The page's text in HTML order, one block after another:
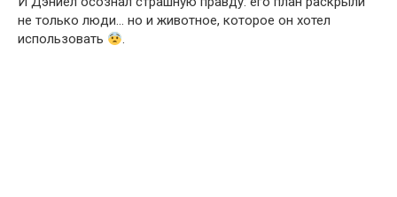
не только люди… но и животное, которое он хотел
использовать
.